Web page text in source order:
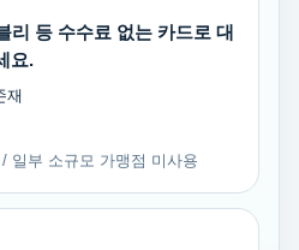
리 등 수수료 없는 카드로 대
요.
재
일부 소규모 가맹점 미사용